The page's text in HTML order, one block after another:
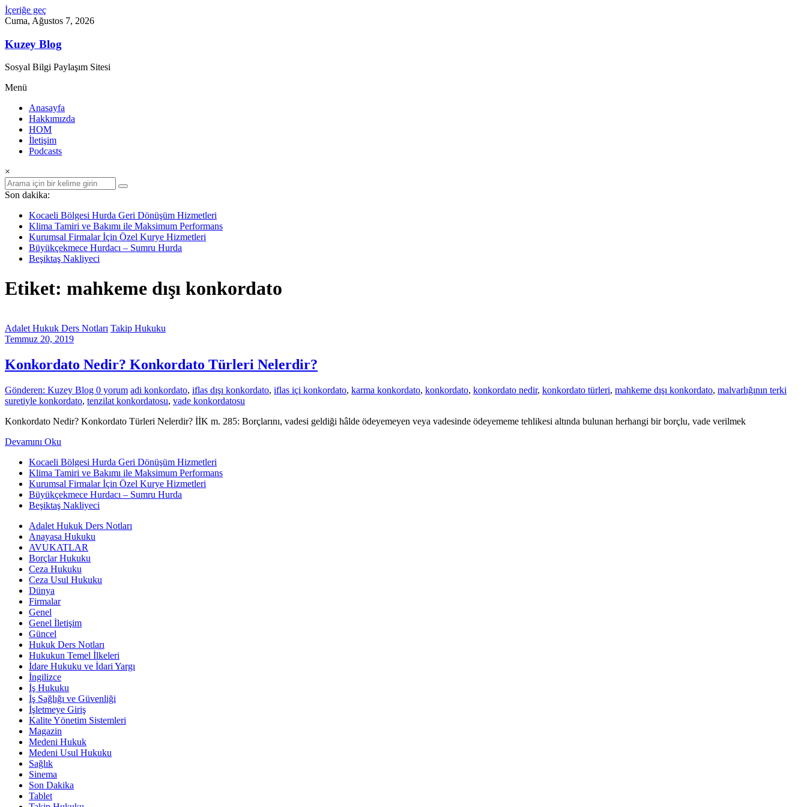
İçeriğe geç
Cuma, Ağustos 7, 2026
Kuzey Blog
Sosyal Bilgi Paylaşım Sitesi
Menü
Anasayfa
Hakkımızda
HOM
İletişim
Podcasts
×
Son dakika:
Kocaeli Bölgesi Hurda Geri Dönüşüm Hizmetleri
Klima Tamiri ve Bakımı ile Maksimum Performans
Kurumsal Firmalar İçin Özel Kurye Hizmetleri
Büyükçekmece Hurdacı – Sumru Hurda
Beşiktaş Nakliyeci
Etiket: mahkeme dışı konkordato
Adalet Hukuk Ders Notları Takip Hukuku
Temmuz 20, 2019
Konkordato Nedir? Konkordato Türleri Nelerdir?
Gönderen: Kuzey Blog 0 yorum adi konkordato, iflas dışı konkordato, iflas içi konkordato, karma konkordato, konkordato, konkordato nedir, konkordato türleri, mahkeme dışı konkordato, malvarlığının terki
suretiyle konkordato, tenzilat konkordatosu, vade konkordatosu
Konkordato Nedir? Konkordato Türleri Nelerdir? İİK m. 285: Borçlarını, vadesi geldiği hâlde ödeyemeyen veya vadesinde ödeyememe tehlikesi altında bulunan herhangi bir borçlu, vade verilmek
Devamını Oku
Kocaeli Bölgesi Hurda Geri Dönüşüm Hizmetleri
Klima Tamiri ve Bakımı ile Maksimum Performans
Kurumsal Firmalar İçin Özel Kurye Hizmetleri
Büyükçekmece Hurdacı – Sumru Hurda
Beşiktaş Nakliyeci
Adalet Hukuk Ders Notları
Anayasa Hukuku
AVUKATLAR
Borçlar Hukuku
Ceza Hukuku
Ceza Usul Hukuku
Dünya
Firmalar
Genel
Genel İletişim
Güncel
Hukuk Ders Notları
Hukukun Temel İlkeleri
İdare Hukuku ve İdari Yargı
İngilizce
İş Hukuku
İş Sağlığı ve Güvenliği
İşletmeye Giriş
Kalite Yönetim Sistemleri
Magazin
Medeni Hukuk
Medeni Usul Hukuku
Sağlık
Sinema
Son Dakika
Tablet